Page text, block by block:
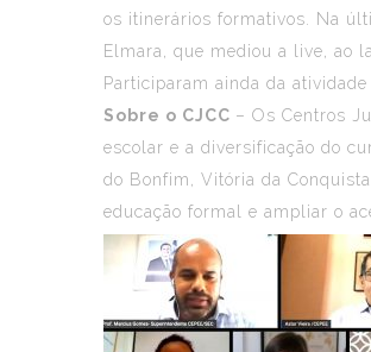
os itinerários formativos. Na
Elmara, que mediou a live, ao
Participaram ainda da
Sobre o CJCC – Os Centros
escolar e a diversificação do
do Bonfim, Vitória da
educação formal e ampliar o